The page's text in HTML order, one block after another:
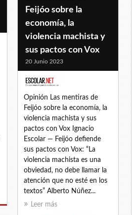
Feijóo sobre la
economía, la
violencia machista y
sus pactos con Vox
20 Junio 2023
Opinión Las mentiras de
Feijóo sobre la economía, la
violencia machista y sus
pactos con Vox Ignacio
Escolar — Feijóo defiende
sus pactos con Vox: “La
violencia machista es una
obviedad, no debe llamar la
atención que no esté en los
textos” Alberto Núñez...
Leer más